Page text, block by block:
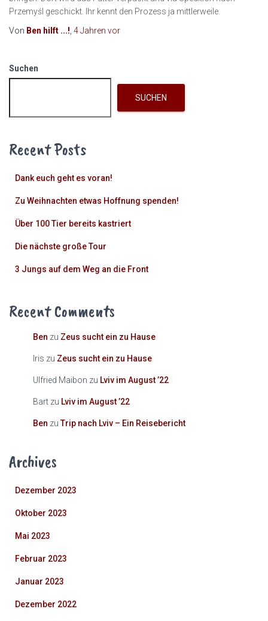
Przemyśl geschickt. Ihr kennt den Prozess ja mittlerweile.
Von Ben hilft ...!, 4 Jahren vor
Suchen
SUCHEN
Recent Posts
Dank euch geht es voran!
Zu Weihnachten etwas Hoffnung spenden!
Über 100 Tier bereits kastriert
Die nächste große Tour
3 Jungs auf dem Weg an die Front
Recent Comments
Ben zu Zeus sucht ein zu Hause
Iris zu Zeus sucht ein zu Hause
Ulfried Maibon zu Lviv im August ’22
Bart zu Lviv im August ’22
Ben zuTrip nach Lviv – Ein Reisebericht
Archives
Dezember 2023
Oktober 2023
Mai 2023
Februar 2023
Januar 2023
Dezember 2022